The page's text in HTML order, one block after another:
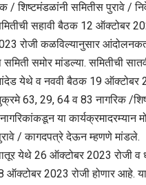
/ शिष्‍टमंडळांनी समितीस पुरावे /
सहावी बैठक 12 ऑक्टोबर
कळविल्‍यानुसार
समोर मांडल्‍या. समितीची
येथे व नववी बैठक 19 ऑक्टोबर
63, 29, 64 व 83 नागरिक /
या कार्यक्रमादरम्‍यान
/ कागदपत्रे देऊन म्‍हणणे मांडले.
लातूर येथे 26 ऑक्टोबर 2023 रोजी
2023 रोजी होणार आहे.